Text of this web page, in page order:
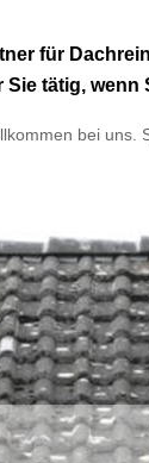
für
tätig, wenn
bei uns.